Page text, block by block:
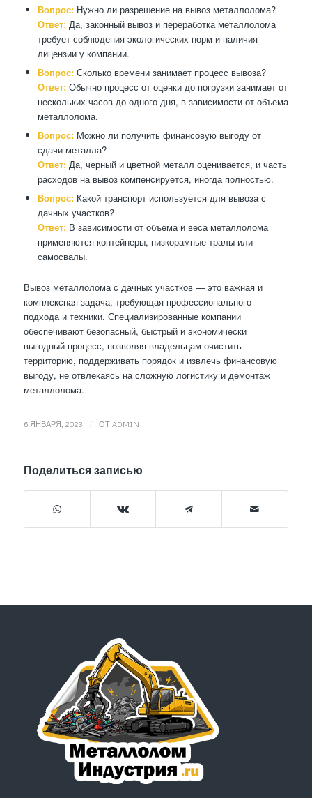
Вопрос:Нужно ли разрешение на вывоз металлолома?
Ответ:Да, законный вывоз и переработка металлолома
требует соблюдения экологических норм и наличия
лицензии у компании.
Вопрос:Сколько времени занимает процесс вывоза?
Ответ:Обычно процесс от оценки до погрузки занимает от
нескольких часов до одного дня, в зависимости от объема
металлолома.
Вопрос:Можно ли получить финансовую выгоду от
сдачи металла?
Ответ:Да, черный и цветной металл оценивается, и часть
расходов на вывоз компенсируется, иногда полностью.
Вопрос:Какой транспорт используется для вывоза с
дачных участков?
Ответ:В зависимости от объема и веса металлолома
применяются контейнеры, низкорамные тралы или
самосвалы.
Вывоз металлолома с дачных участков — это важная и
комплексная задача, требующая профессионального
подхода и техники. Специализированные компании
обеспечивают безопасный, быстрый и экономически
выгодный процесс, позволяя владельцам очистить
территорию, поддерживать порядок и извлечь финансовую
выгоду, не отвлекаясь на сложную логистику и демонтаж
металлолома.
6 ЯНВАРЯ, 2023 ОТ ADMIN
Поделиться записью